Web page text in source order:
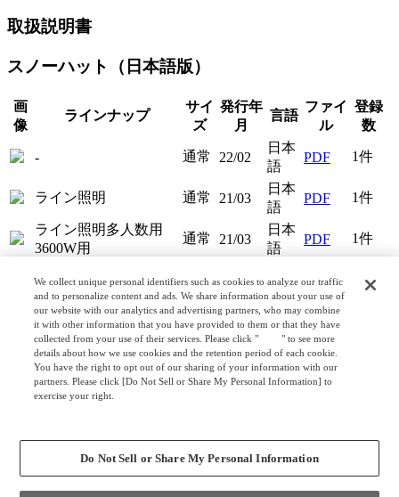
取扱説明書
スノーハット（日本語版）
画
像
ラインナップ
サイ
ズ
発行年
月
言語
ファイ
ル
登録
数
- 通常 22/02
日本
語
PDF 1件
ライン照明 通常 21/03
日本
語
PDF 1件
ライン照明多人数用
3600W用
通常 21/03
日本
語
PDF 1件
カタログ
スノーハット（日本語版）
カタログ名称
発行
年月
言語
WELL at Work 23/11
Work Booth［オカムラ ワークブー 日本
We collect unique personal identifiers such as cookies to analyze our traffic
and to personalize content and ads. We share information about your use of
our website with our analytics and advertising partners, who may combine
it with other information that you have provided to them or that they have
collected from your use of their services. Please click "
here" to see more
details about how we use cookies and the retention period of each cookie.
You have the right to opt out of our sharing of your information with our
partners. Please click [Do Not Sell or Share My Personal Information] to
exercise your right.
Do Not Sell or Share My Personal Information